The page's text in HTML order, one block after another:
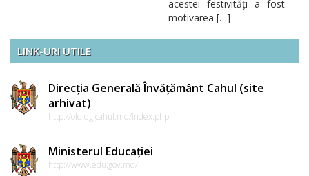
acestei festivități a fost
motivarea […]
LINK-URI UTILE
Direcția Generală Învățământ Cahul (site
arhivat)
http://old.dgicahul.md/index.php
Ministerul Educației
http://www.edu.gov.md/